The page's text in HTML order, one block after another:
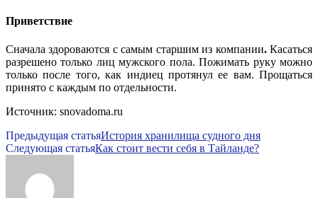
Приветствие
Сначала здороваются с самым старшим из компании.Касаться
разрешено только лиц мужского пола. Пожимать руку можно
только после того, как индиец протянул ее вам. Прощаться
принято с каждым по отдельности.
Источник: snovadoma.ru
Предыдущая статьяИстория хранилища судного дня
Следующая статьяКак стоит вести себя в Тайланде?